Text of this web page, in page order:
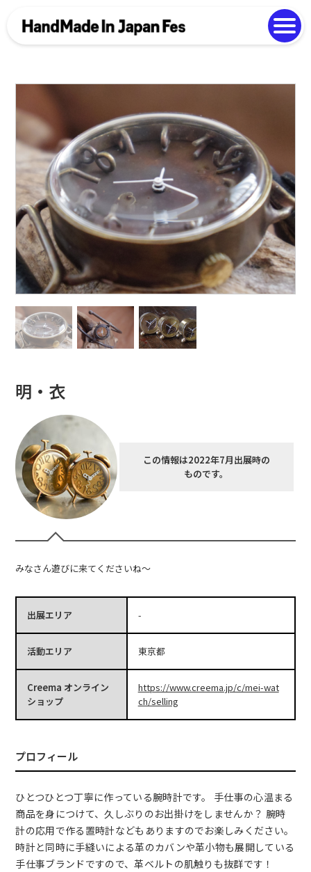
Photo Gallery
EN
明・衣
この情報は2022年7月出展時の
ものです。
みなさん遊びに来てくださいね～
出展エリア -
活動エリア 東京都
Creema オンライン
ショップ
https://www.creema.jp/c/mei-wat
ch/selling
プロフィール
ひとつひとつ丁寧に作っている腕時計です。 手仕事の心温まる
商品を身につけて、久しぶりのお出掛けをしませんか？ 腕時
計の応用で作る置時計などもありますのでお楽しみください。
時計と同時に手縫いによる革のカバンや革小物も展開している
手仕事ブランドですので、革ベルトの肌触りも抜群です！